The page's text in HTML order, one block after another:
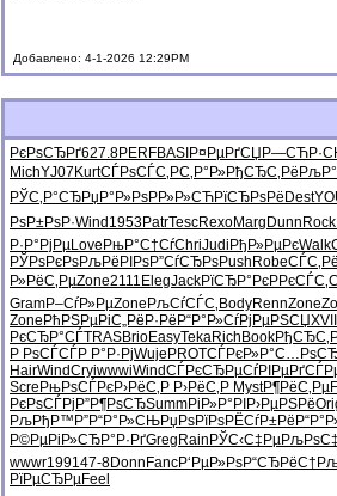
Добавлено: 4-1-2026 12:29PM
РєРѕСЂРґ627.8PERFBASI Р¤РµРґСЏ
MichYJ07 KurtСЃРѕСЃС‚ РС‚Р°Р»РђСЂС‚Рё
РЎС‚Р°СЂРџР°Р»РѕРР»Р»СЋРїСЂРѕРё Dest
РѕР±РѕР·Wind 1953PatrTescRexoMarg Dunn Rock
Р·Р°РјРµLove РњР°С†СѓChriJudi РђР»РµРєWalk
РЎРѕРєРѕРљРёРІРѕР”СѓСЂРѕPush Robe
Р»РёС‚РµZone2111 ElegJackРїСЂР°РєР­РєСЃС‚
GramР–СѓР»РµZone РљСѓСЃС‚ BodyRennZone
Zone РћРЅРµРіС„РёР·Рё Р“Р°Р»СѓРјРµРЅСЏXVII
РєСЂР°СЃTRASBrioEasyTekaRich Book
Р РѕСЃСЃР Р°Р·РјWuje PROTСЃРєР»Р°
HairWindCryiwwwiWindСЃРєСЂРµСѓРІРµРґ
Scre РњРѕСЃРєР›РёС‚Р Р›РёС‚Р MystР¶РёС‚Рµ
РєРѕСЃРј Р”Р¶РѕСЂSummРіР»Р°РІ Р›РµРЅРё
РљРђР™Р”Р“Р°Р»СЊРџРѕРїРѕРЁСѓР±Рё
Р©РµРіР»СЂР°Р·РґGreg Rain РЎС‹С‡Рµ
wwwr199147-8Donn FancР‘РµР»РѕР“СЂРёС†
РїРµСЂРµFeel